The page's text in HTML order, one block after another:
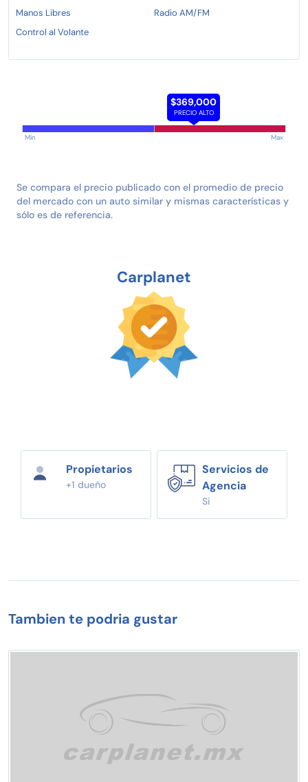
Manos Libres
Radio AM/FM
Control al Volante
$369,000
PRECIO ALTO
Min Max
Se compara el precio publicado con el promedio de precio
del mercado con un auto similar y mismas características y
sólo es de referencia.
Carplanet
Propietarios
+1 dueño
Servicios de
Agencia
Si
Tambien te podria gustar